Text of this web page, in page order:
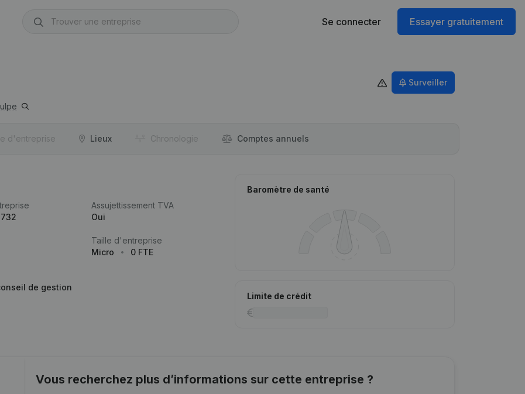
Se connecter Essayer gratuitement
Surveiller
d'entreprise Lieux Chronologie Comptes annuels
Assujettissement TVA
Oui
Taille d'entreprise
Micro
0 FTE
de gestion
Baromètre de santé
Limite de crédit
Vous recherchez plus d’informations sur cette entreprise ?